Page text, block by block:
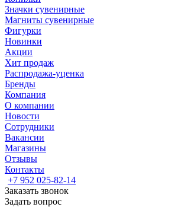
Значки сувенирные
Магниты сувенирные
Фигурки
Новинки
Акции
Хит продаж
Распродажа-уценка
Бренды
Компания
О компании
Новости
Сотрудники
Вакансии
Магазины
Отзывы
Контакты
+7 952 025-82-14
Заказать звонок
Задать вопрос